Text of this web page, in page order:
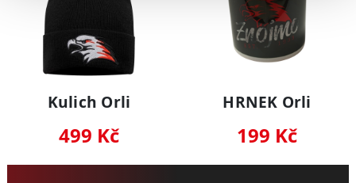
Kulich Orli
499 Kč
HRNEK Orli
199 Kč